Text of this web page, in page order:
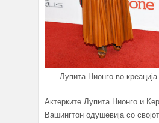
Лупита Нионго во
Актерките Лупита Нионго и
Вашингтон одушевија со